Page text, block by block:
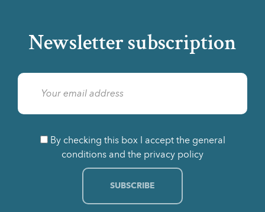
Newsletter subscription
By checking this box I accept the general
conditions and the privacy policy